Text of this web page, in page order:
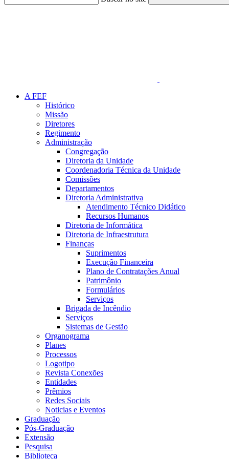
A FEF
Histórico
Missão
Diretores
Regimento
Administração
Congregação
Diretoria da Unidade
Coordenadoria Técnica da Unidade
Comissões
Departamentos
Diretoria Administrativa
Atendimento Técnico Didático
Recursos Humanos
Diretoria de Informática
Diretoria de Infraestrutura
Finanças
Suprimentos
Execução Financeira
Plano de Contratações Anual
Patrimônio
Formulários
Serviços
Brigada de Incêndio
Serviços
Sistemas de Gestão
Organograma
Planes
Processos
Logotipo
Revista Conexões
Entidades
Prêmios
Redes Sociais
Noticias e Eventos
Graduação
Pós-Graduação
Extensão
Pesquisa
Biblioteca